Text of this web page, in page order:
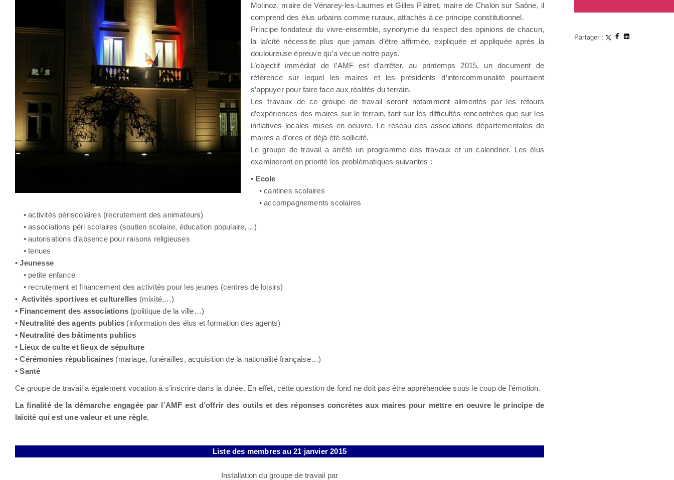
Molinoz, maire de Vénarey-les-Laumes et Gilles Platret, maire de Chalon sur Saône, il
comprend des élus urbains comme ruraux, attachés à ce principe constitutionnel.
Principe fondateur du vivre-ensemble, synonyme du respect des opinions de chacun,
la laïcité nécessite plus que jamais d’être affirmée, expliquée et appliquée après la
douloureuse épreuve qu’a vécue notre pays.
L’objectif immédiat de l’AMF est d’arrêter, au printemps 2015, un document de
référence sur lequel les maires et les présidents d’intercommunalité pourraient
s’appuyer pour faire face aux réalités du terrain.
Les travaux de ce groupe de travail seront notamment alimentés par les retours
d’expériences des maires sur le terrain, tant sur les difficultés rencontrées que sur les
initiatives locales mises en oeuvre. Le réseau des associations départementales de
maires a d’ores et déjà été sollicité.
Le groupe de travail a arrêté un programme des travaux et un calendrier. Les élus
examineront en priorité les problématiques suivantes :
• Ecole
• cantines scolaires
• accompagnements scolaires
• activités périscolaires (recrutement des animateurs)
• associations péri scolaires (soutien scolaire, éducation populaire,…)
• autorisations d’absence pour raisons religieuses
• tenues
• Jeunesse
• petite enfance
• recrutement et financement des activités pour les jeunes (centres de loisirs)
• Activités sportives et culturelles (mixité,…)
• Financement des associations (politique de la ville…)
• Neutralité des agents publics (information des élus et formation des agents)
• Neutralité des bâtiments publics
• Lieux de culte et lieux de sépulture
• Cérémonies républicaines (mariage, funérailles, acquisition de la nationalité française…)
• Santé
Ce groupe de travail a également vocation à s’inscrire dans la durée. En effet, cette question de fond ne doit pas être appréhendée sous le coup de l’émotion.
La finalité de la démarche engagée par l’AMF est d’offrir des outils et des réponses concrètes aux maires pour mettre en oeuvre le principe de
laïcité qui est une valeur et une règle.
Liste des membres au 21 janvier 2015
Installation du groupe de travail par
Partager :